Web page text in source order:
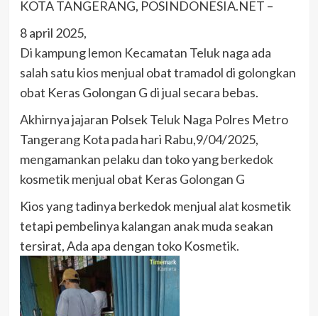
KOTA TANGERANG, POSINDONESIA.NET –
8 april 2025,
Di kampung lemon Kecamatan Teluk naga ada
salah satu kios menjual obat tramadol di golongkan
obat Keras Golongan G di jual secara bebas.
Akhirnya jajaran Polsek Teluk Naga Polres Metro
Tangerang Kota pada hari Rabu,9/04/2025,
mengamankan pelaku dan toko yang berkedok
kosmetik menjual obat Keras Golongan G
Kios yang tadinya berkedok menjual alat kosmetik
tetapi pembelinya kalangan anak muda seakan
tersirat, Ada apa dengan toko Kosmetik.